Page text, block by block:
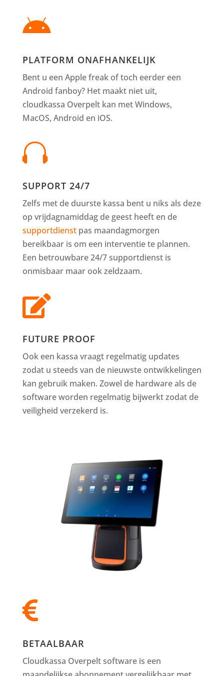

PLATFORM ONAFHANKELIJK
Bent u een Apple freak of toch eerder een
Android fanboy? Het maakt niet uit,
cloudkassa Overpelt kan met Windows,
MacOS, Android en iOS.

SUPPORT 24/7
Zelfs met de duurste kassa bent u niks als deze
op vrijdagnamiddag de geest heeft en de
supportdienstpas maandagmorgen
bereikbaar is om een interventie te plannen.
Een betrouwbare 24/7 supportdienst is
onmisbaar maar ook zeldzaam.

FUTURE PROOF
Ook een kassa vraagt regelmatig updates
zodat u steeds van de nieuwste ontwikkelingen
kan gebruik maken. Zowel de hardware als de
software worden regelmatig bijwerkt zodat de
veiligheid verzekerd is.

BETAALBAAR
Cloudkassa Overpelt software is een